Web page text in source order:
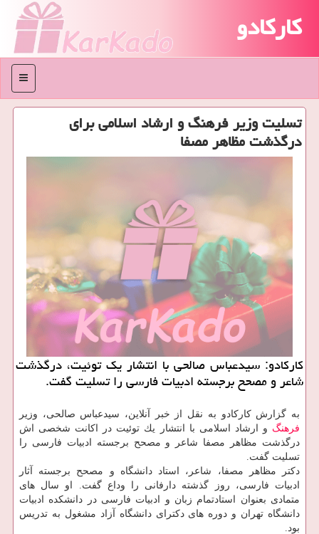
کارکادو
منو
تسلیت وزیر فرهنگ و ارشاد اسلامی برای
درگذشت مظاهر مصفا
كاركادو: سیدعباس صالحی با انتشار یك توئیت، درگذشت
شاعر و مصحح برجسته ادبیات فارسی را تسلیت گفت.
به گزارش كاركادو به نقل از خبر آنلاین، سیدعباس صالحی، وزیر
فرهنگ و ارشاد اسلامی با انتشار یك توئیت در اكانت شخصی اش
درگذشت مظاهر مصفا شاعر و مصحح برجسته ادبیات فارسی را
تسلیت گفت.
دكتر مظاهر مصفا، شاعر، استاد دانشگاه و مصحح برجسته آثار
ادبیات فارسی، روز گذشته دارفانی را وداع گفت. او سال های
متمادی بعنوان استادتمام زبان و ادبیات فارسی در دانشكده ادبیات
دانشگاه تهران و دوره های دكترای دانشگاه آزاد مشغول به تدریس
بود.